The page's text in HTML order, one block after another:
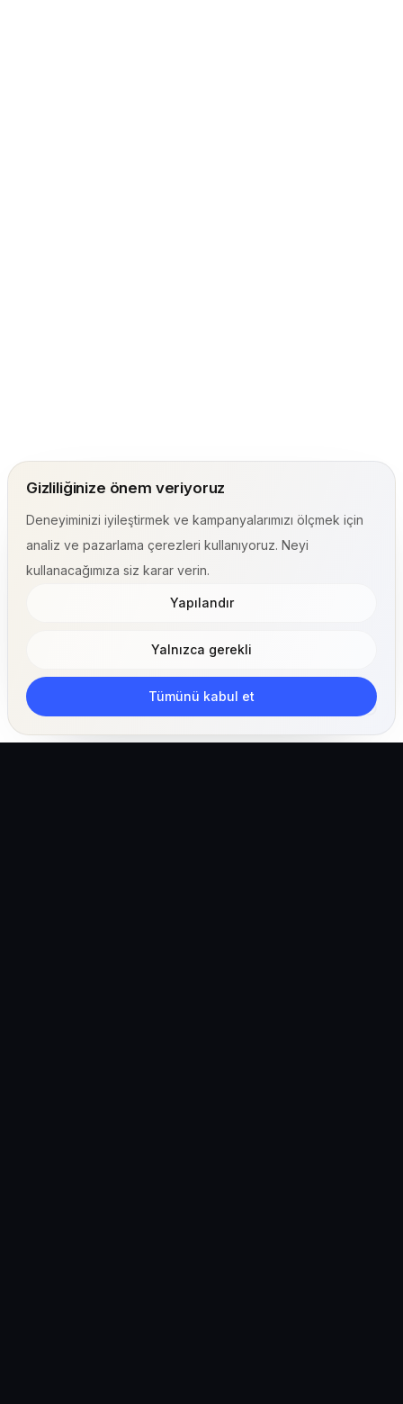
Gizliliğinize önem veriyoruz
Deneyiminizi iyileştirmek ve kampanyalarımızı ölçmek için
analiz ve pazarlama çerezleri kullanıyoruz. Neyi
kullanacağımıza siz karar verin.
Yapılandır
Yalnızca gerekli
Tümünü kabul et